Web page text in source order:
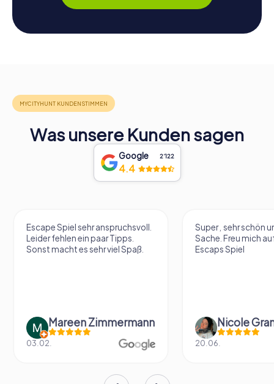
Was unsere Kunden sagen
Google 2‘122
4.4
Escape Spiel sehr anspruchsvoll.
Leider fehlen ein paar Tipps.
Sonst macht es sehr viel Spaß.
Mareen Zimmermann
03.02.
Super , sehr schön
Sache. Freu mich
Escaps Spiel
Nicole
20.06.